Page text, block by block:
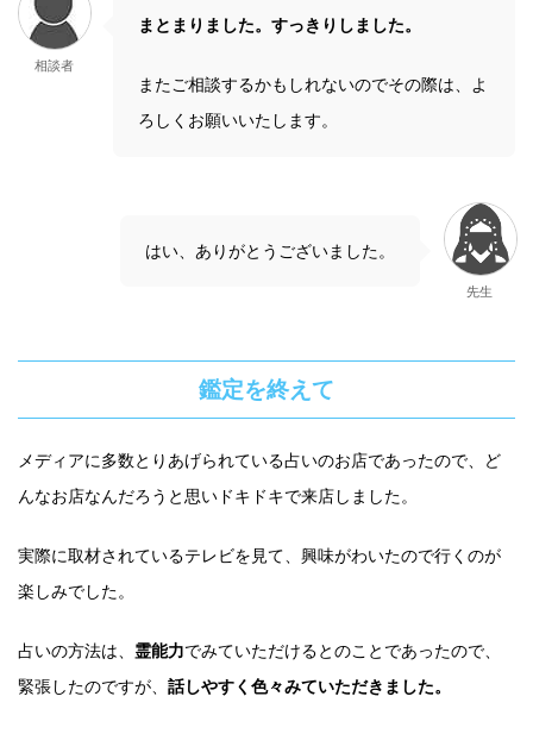
相談者
まとまりました。すっきりしました。
またご相談するかもしれないのでその際は、よ
ろしくお願いいたします。
はい、ありがとうございました。
先生
鑑定を終えて
メディアに多数とりあげられている占いのお店であったので、ど
んなお店なんだろうと思いドキドキで来店しました。
実際に取材されているテレビを見て、興味がわいたので行くのが
楽しみでした。
占いの方法は、 霊能力でみていただけるとのことであったので、
緊張したのですが、 話しやすく色々みていただきました。